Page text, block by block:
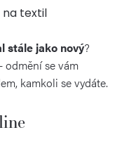
na textil
stále jako nový?
odmění se vám
kamkoli se vydáte.